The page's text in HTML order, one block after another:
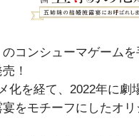
のコンシューマゲーム
！
化を経て、2022年に
をモチーフにしたオ